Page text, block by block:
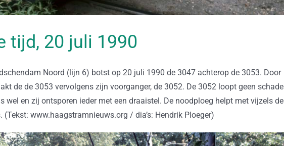
tijd, 20 juli 1990
Noord (lijn 6) botst op 20 juli 1990 de 3047 achterop de 3053. Door
de de 3053 vervolgens zijn voorganger, de 3052. De 3052 loopt geen schade
wel en zij ontsporen ieder met een draaistel. De noodploeg helpt met vijzels de
www.haagstramnieuws.org / dia’s: Hendrik Ploeger)